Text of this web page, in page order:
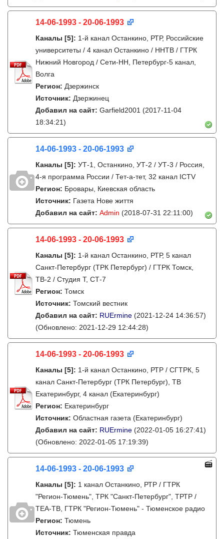
14-06-1993 - 20-06-1993
Каналы [5]: 1-й канал Останкино, РТР, Российские
университеты / 4 канал Останкино / ННТВ / ГТРК
Нижний Новгород / Сети-НН, Петербург-5 канал,
Волга
Регион: Дзержинск
Источник: Дзержинец
Добавил на сайт: Garfield2001 (2017-11-04
18:34:21)
14-06-1993 - 20-06-1993
Каналы [5]: УТ-1, Останкино, УТ-2 / УТ-3 / Россия,
4-я программа России / Тет-а-тет, 32 канал ICTV
Регион: Бровары, Киевская область
Источник: Газета Нове життя
Добавил на сайт: Admin (2018-07-31 22:11:00)
14-06-1993 - 20-06-1993
Каналы [5]: 1-й канал Останкино, РТР, 5 канал
Санкт-Петербург (ТРК Петербург) / ГТРК Томск,
ТВ-2 / Студия Т, СТ-7
Регион: Томск
Источник: Томский вестник
Добавил на сайт: RUErmine (2021-12-24 14:36:57)
(Обновлено: 2021-12-29 12:44:28)
14-06-1993 - 20-06-1993
Каналы [5]: 1-й канал Останкино, РТР / СГТРК, 5
канал Санкт-Петербург (ТРК Петербург), ТВ
Екатеринбург, 4 канал (Екатеринбург)
Регион: Екатеринбург
Источник: Областная газета (Екатеринбург)
Добавил на сайт: RUErmine (2022-01-05 16:27:41)
(Обновлено: 2022-01-05 17:19:39)
14-06-1993 - 20-06-1993
Каналы [5]: 1 канал Останкино, РТР / ГТРК
"Регион-Тюмень", ТРК "Санкт-Петербург", ТРТР /
ТЕА-ТВ, ГТРК "Регион-Тюмень" - Тюменское радио
Регион: Тюмень
Источник: Тюменская правда